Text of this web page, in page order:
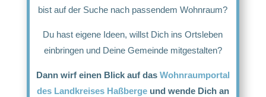
bist auf der Suche nach passendem Wohnraum?
Du hast eigene Ideen, willst Dich ins Ortsleben
einbringen und Deine Gemeinde mitgestalten?
Dann wirf einen Blick auf das Wohnraumportal
des Landkreises Haßbergeund wende Dich an